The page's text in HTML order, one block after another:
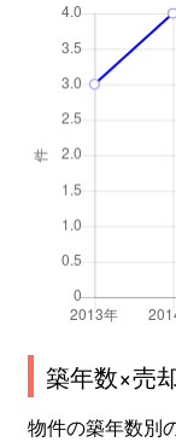
築年数×売
物件の築年数別